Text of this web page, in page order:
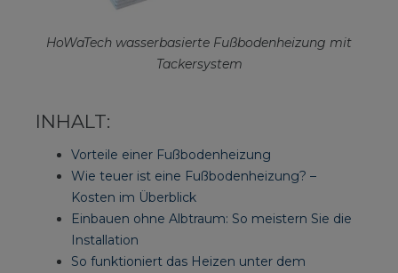
HoWaTech wasserbasierte Fußbodenheizung mit
Tackersystem
INHALT:
Vorteile einer Fußbodenheizung
Wie teuer ist eine Fußbodenheizung? –
Kosten im Überblick
Einbauen ohne Albtraum: So meistern Sie die
Installation
So funktioniert das Heizen unter dem